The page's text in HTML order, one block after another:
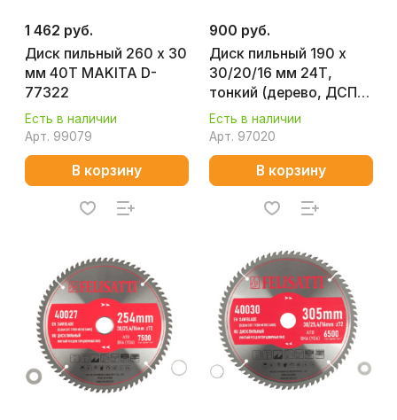
1 462 руб.
Диск пильный 260 х 30
мм 40T MAKITA D-
77322
Есть в наличии
Арт. 99079
В корзину
900 руб.
Диск пильный 190 х
30/20/16 мм 24Т,
тонкий (дерево, ДСП)
ПРАКТИКА 921-923
Есть в наличии
Арт. 97020
В корзину